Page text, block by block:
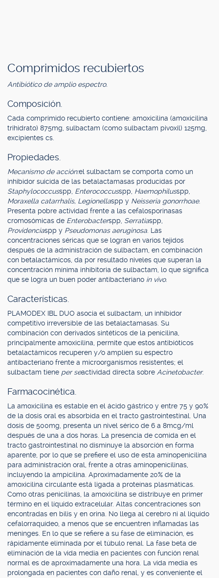
Comprimidos recubiertos
Antibiótico de amplio espectro.
Composición.
Cada comprimido recubierto contiene: amoxicilina (amoxicilina
trihidrato) 875mg, sulbactam (como sulbactam pivoxil) 125mg,
excipientes cs.
Propiedades.
Mecanismo de acción:el sulbactam se comporta como un
inhibidor suicida de las betalactamasas producidas por
Staphylococcusspp, Enterococcusspp, Haemophilusspp,
Moraxella catarrhalis, Legionellaspp y Neisseria gonorrhoae.
Presenta pobre actividad frente a las cefalosporinasas
cromosómicas de Enterobacterspp, Serratiaspp,
Providenciaspp y Pseudomonas aeruginosa . Las
concentraciones séricas que se logran en varios tejidos
después de la administración de sulbactam, en combinación
con betalactámicos, da por resultado niveles que superan la
concentración mínima inhibitoria de sulbactam, lo que significa
que se logra un buen poder antibacteriano in vivo.
Características.
PLAMODEX IBL DUO asocia el sulbactam, un inhibidor
competitivo irreversible de las betalactamasas. Su
combinación con derivados sintéticos de la penicilina,
principalmente amoxicilina, permite que estos antibióticos
betalactámicos recuperen y/o amplíen su espectro
antibacteriano frente a microorganismos resistentes; el
sulbactam tiene per seactividad directa sobre Acinetobacter.
Farmacocinética.
La amoxicilina es estable en el ácido gástrico y entre 75 y 90%
de la dosis oral es absorbida en el tracto gastrointestinal. Una
dosis de 500mg, presenta un nivel sérico de 6 a 8mcg/ml
después de una a dos horas. La presencia de comida en el
tracto gastrointestinal no disminuye la absorción en forma
aparente, por lo que se prefiere el uso de esta aminopenicilina
para administración oral, frente a otras aminopenicilinas,
incluyendo la ampicilina. Aproximadamente 20% de la
amoxicilina circulante está ligada a proteínas plasmáticas.
Como otras penicilinas, la amoxicilina se distribuye en primer
término en el líquido extracelular. Altas concentraciones son
encontradas en bilis y en orina. No llega al cerebro ni al líquido
cefalorraquídeo, a menos que se encuentren inflamadas las
meninges. En lo que se refiere a su fase de eliminación, es
rápidamente eliminada por el túbulo renal. La fase beta de
eliminación de la vida media en pacientes con función renal
normal es de aproximadamente una hora. La vida media es
prolongada en pacientes con daño renal, y es conveniente el